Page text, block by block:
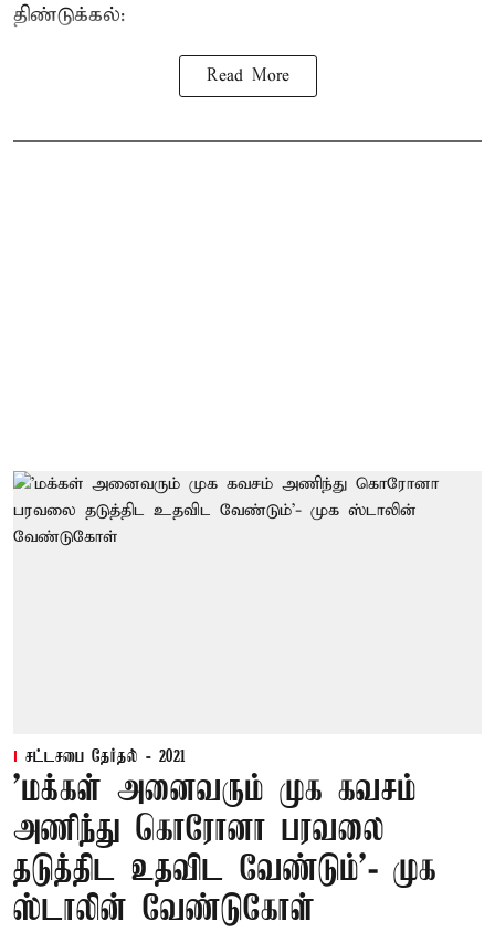
திண்டுக்கல்:
Read More
சட்டசபை தேர்தல் - 2021
'மக்கள் அனைவரும் முக கவசம்
அணிந்து கொரோனா பரவலை
தடுத்திட உதவிட வேண்டும்'- முக
ஸ்டாலின் வேண்டுகோள்